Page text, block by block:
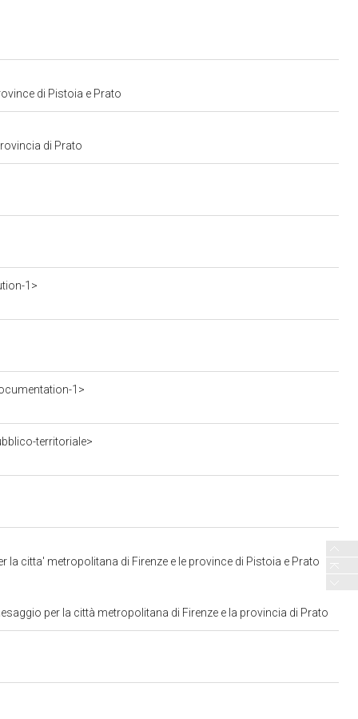
di Pistoia e Prato
di Prato
1>
1>
territoriale>
la citta' metropolitana di Firenze e le province di Pistoia e Prato
per la città metropolitana di Firenze e la provincia di Prato